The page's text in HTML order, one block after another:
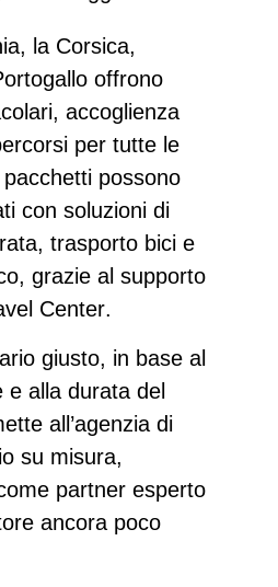
, la Corsica,
offrono
accoglienza
per tutte le
possono
con soluzioni di
trasporto bici e
grazie al supporto
Center.
giusto, in base al
e alla durata del
all’agenzia di
su misura,
partner esperto
ancora poco